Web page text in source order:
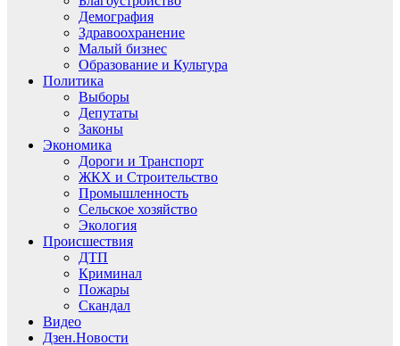
Демография
Здравоохранение
Малый бизнес
Образование и Культура
Политика
Выборы
Депутаты
Законы
Экономика
Дороги и Транспорт
ЖКХ и Строительство
Промышленность
Сельское хозяйство
Экология
Происшествия
ДТП
Криминал
Пожары
Скандал
Видео
Дзен.Новости